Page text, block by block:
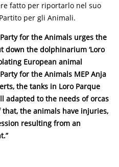
fatto per riportarlo nel suo
per gli Animali.
for the Animals urges the
down the dolphinarium ‘Loro
European animal
for the Animals MEP Anja
the tanks in Loro Parque
adapted to the needs of orcas
the animals have injuries,
resulting from an